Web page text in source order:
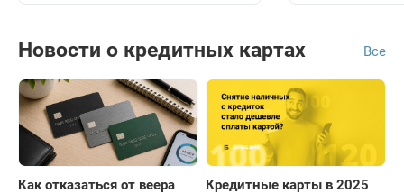
Новости о кредитных картах Все
Как отказаться от веера
Кредитные карты в 2025